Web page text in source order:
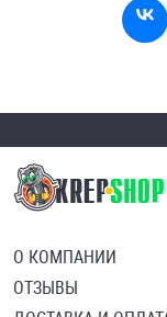
О КОМПАНИИ
ОТЗЫВЫ